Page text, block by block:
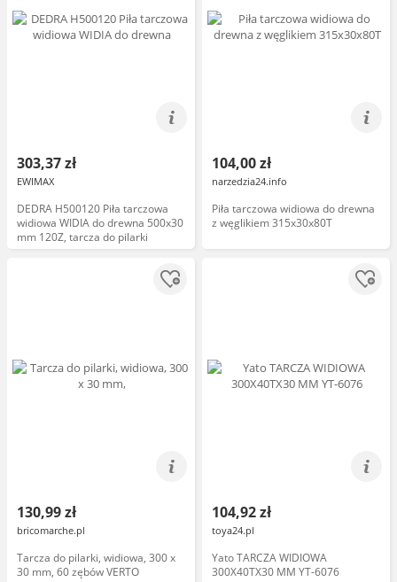
303,37 zł
EWIMAX
DEDRA H500120 Piła tarczowa
widiowa WIDIA do drewna 500x30
mm 120Z, tarcza do pilarki
104,00 zł
narzedzia24.info
Piła tarczowa widiowa do drewna
z węglikiem 315x30x80T
130,99 zł
bricomarche.pl
Tarcza do pilarki, widiowa, 300 x
30 mm, 60 zębów VERTO
104,92 zł
toya24.pl
Yato TARCZA WIDIOWA
300X40TX30 MM YT-6076